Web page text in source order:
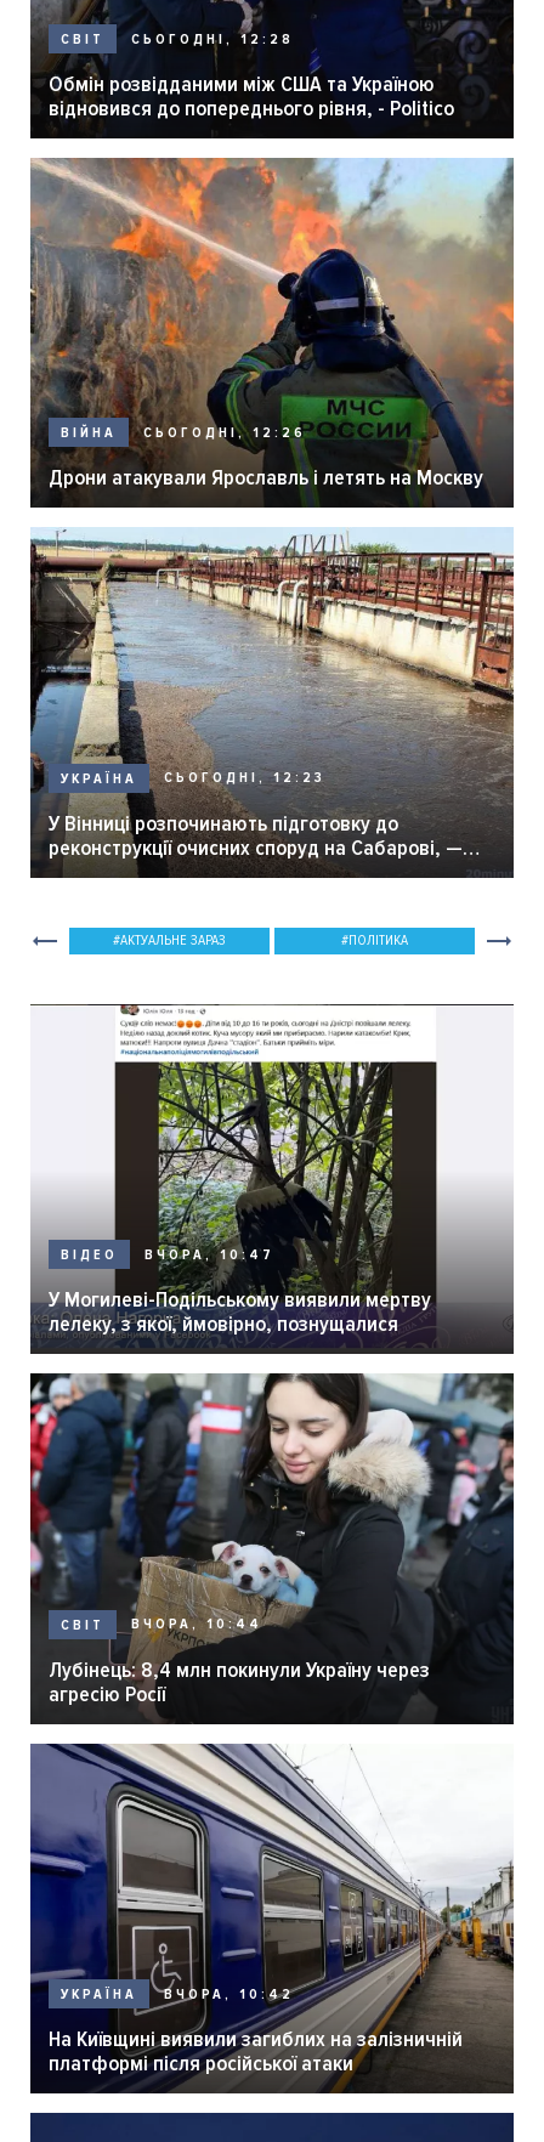
СВІТ СЬОГОДНІ, 12:28
Обмін розвідданими між США та Україною
відновився до попереднього рівня, - Politico
ВІЙНА СЬОГОДНІ, 12:26
Дрони атакували Ярославль і летять на Москву
УКРАЇНА СЬОГОДНІ, 12:23
У Вінниці розпочинають підготовку до
реконструкції очисних споруд на Сабарові, —
мер Вінниці.
АКТУАЛЬНЕ ЗАРАЗ ПОЛІТИКА
ВІДЕО ВЧОРА, 10:47
У Могилеві-Подільському виявили мертву
лелеку, з якої, ймовірно, познущалися
СВІТ ВЧОРА, 10:44
Лубінець: 8,4 млн покинули Україну через
агресію Росії
УКРАЇНА ВЧОРА, 10:42
На Київщині виявили загиблих на залізничній
платформі після російської атаки